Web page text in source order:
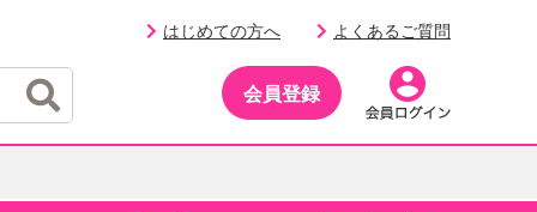
はじめての方へ よくあるご質問
会員登録